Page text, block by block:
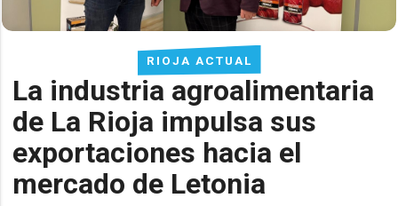
RIOJA ACTUAL
La industria agroalimentaria
de La Rioja impulsa sus
exportaciones hacia el
mercado de Letonia